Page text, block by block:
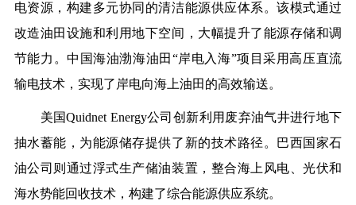
电资源，构建多元协同的清洁能源供应体系。该模式通过
改造油田设施和利用地下空间，大幅提升了能源存储和调
节能力。中国海油渤海油田“岸电入海”项目采用高压直流
输电技术，实现了岸电向海上油田的高效输送。
美国Quidnet Energy公司创新利用废弃油气井进行地下
抽水蓄能，为能源储存提供了新的技术路径。巴西国家石
油公司则通过浮式生产储油装置，整合海上风电、光伏和
海水势能回收技术，构建了综合能源供应系统。